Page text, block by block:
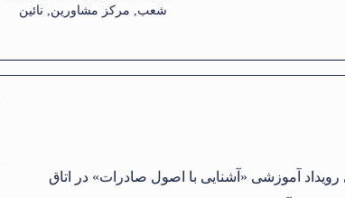
شعب, مرکز مشاورین, نائین